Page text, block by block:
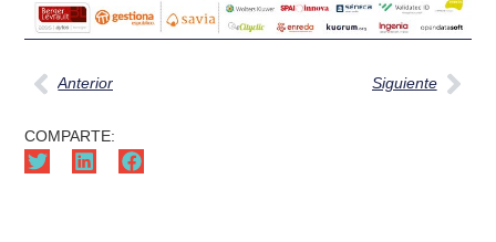
Anterior Siguiente
COMPARTE: